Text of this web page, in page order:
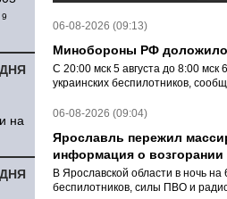
9
на
06-08-2026 (09:13)
Минобороны РФ доложило
С 20:00 мск 5 августа до 8:00
украинских беспилотников,
06-08-2026 (09:04)
Ярославль пережил
информация о возгорании
В Ярославской области в ночь
беспилотников, силы ПВО и